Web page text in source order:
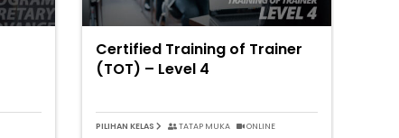
Certified Training of Trainer
(TOT) – Level 4
PILIHAN KELAS TATAP MUKA ONLINE